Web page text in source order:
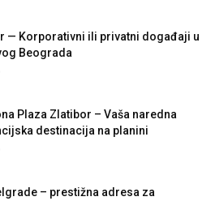
— Korporativni ili privatni događaji u
Beograda
Plaza Zlatibor – Vaša naredna
destinacija na planini
– prestižna adresa za